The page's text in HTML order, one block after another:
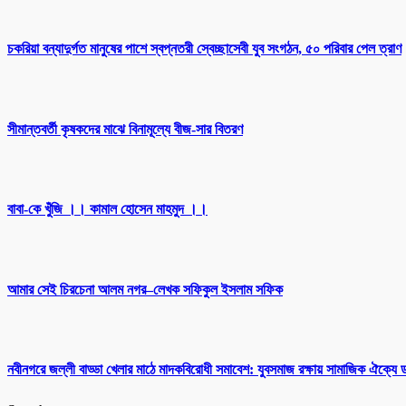
চকরিয়া বন্যাদুর্গত মানুষের পাশে স্বপ্নতরী স্বেচ্ছাসেবী যুব সংগঠন, ৫০ পরিবার পেল ত্রাণ
সীমান্তবর্তী কৃষকদের মাঝে বিনামূল্যে বীজ-সার বিতরণ
বাবা-কে খুঁজি ।। কামাল হোসেন মাহমুদ ।।
আমার সেই চিরচেনা আলম নগর–লেখক সফিকুল ইসলাম সফিক
নবীনগরে জল্লী বাড্ডা খেলার মাঠে মাদকবিরোধী সমাবেশ: যুবসমাজ রক্ষায় সামাজিক